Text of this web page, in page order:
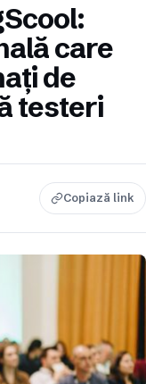
care
de
testeri
Copiază link